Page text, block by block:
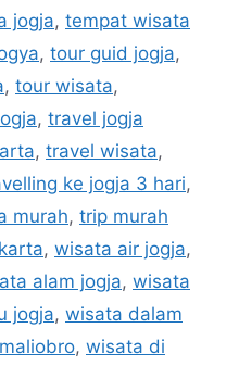
jogja, tempat wisata
, tour guid jogja,
, tour wisata,
, travel jogja
, travel wisata,
ke jogja 3 hari,
murah, trip murah
, wisata air jogja,
alam jogja, wisata
jogja, wisata dalam
, wisata di